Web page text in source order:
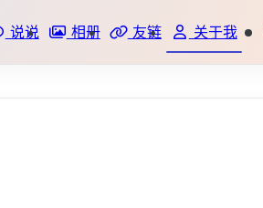
说说 相册 友链 关于我